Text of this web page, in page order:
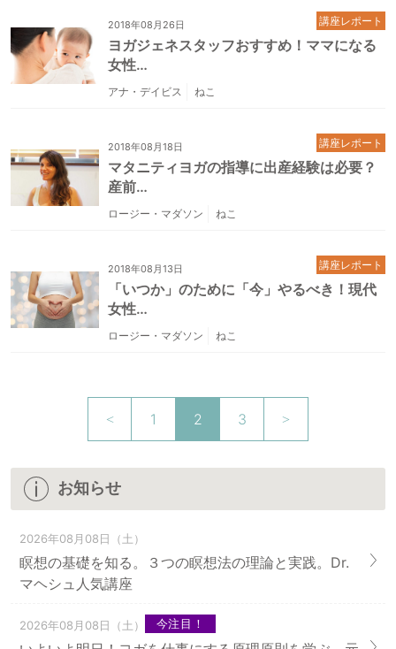
2018年08月26日
ヨガジェネスタッフおすすめ！ママになる
女性…
アナ・デイビス ねこ
講座レポート
2018年08月18日
マタニティヨガの指導に出産経験は必要？
産前…
ロージー・マダソン ねこ
講座レポート
2018年08月13日
「いつか」のために「今」やるべき！現代
女性…
ロージー・マダソン ねこ
講座レポート
1 2 3
お知らせ
2026年08月08日（土）
瞑想の基礎を知る。３つの瞑想法の理論と実践。Dr.
マヘシュ人気講座
2026年08月08日（土） 今注目！